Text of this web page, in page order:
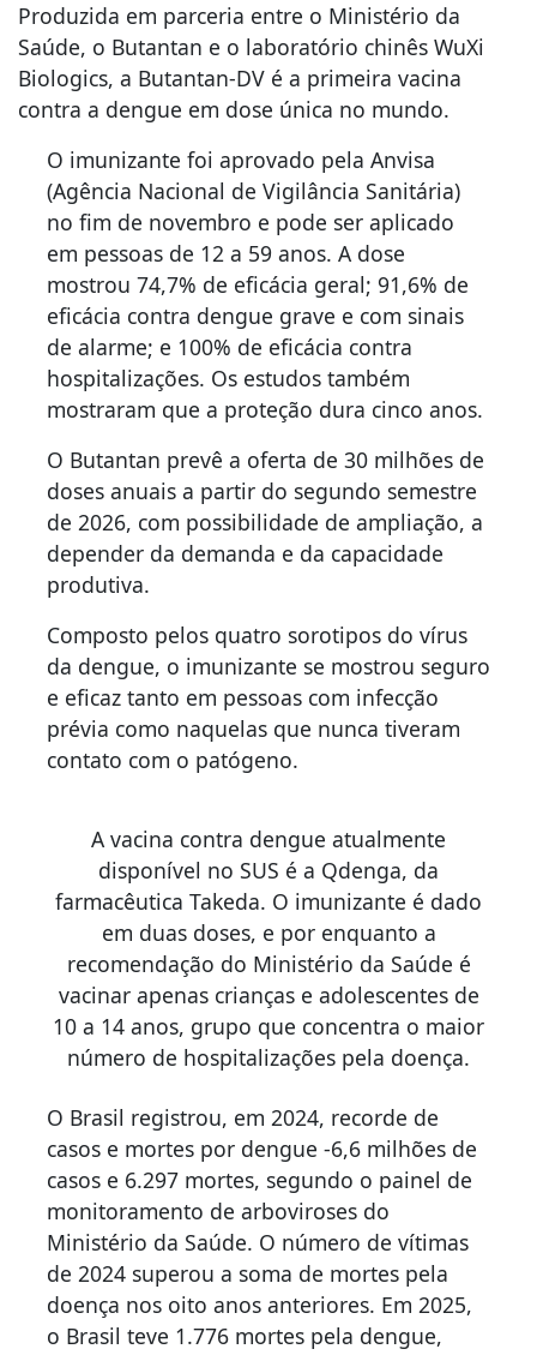
Produzida em parceria entre o Ministério da
Saúde, o Butantan e o laboratório chinês WuXi
Biologics, a Butantan-DV é a primeira vacina
contra a dengue em dose única no mundo.
O imunizante foi aprovado pela Anvisa
(Agência Nacional de Vigilância Sanitária)
no fim de novembro e pode ser aplicado
em pessoas de 12 a 59 anos. A dose
mostrou 74,7% de eficácia geral; 91,6% de
eficácia contra dengue grave e com sinais
de alarme; e 100% de eficácia contra
hospitalizações. Os estudos também
mostraram que a proteção dura cinco anos.
O Butantan prevê a oferta de 30 milhões de
doses anuais a partir do segundo semestre
de 2026, com possibilidade de ampliação, a
depender da demanda e da capacidade
produtiva.
Composto pelos quatro sorotipos do vírus
da dengue, o imunizante se mostrou seguro
e eficaz tanto em pessoas com infecção
prévia como naquelas que nunca tiveram
contato com o patógeno.
A vacina contra dengue atualmente
disponível no SUS é a Qdenga, da
farmacêutica Takeda. O imunizante é dado
em duas doses, e por enquanto a
recomendação do Ministério da Saúde é
vacinar apenas crianças e adolescentes de
10 a 14 anos, grupo que concentra o maior
número de hospitalizações pela doença.
O Brasil registrou, em 2024, recorde de
casos e mortes por dengue -6,6 milhões de
casos e 6.297 mortes, segundo o painel de
monitoramento de arboviroses do
Ministério da Saúde. O número de vítimas
de 2024 superou a soma de mortes pela
doença nos oito anos anteriores. Em 2025,
o Brasil teve 1.776 mortes pela dengue,